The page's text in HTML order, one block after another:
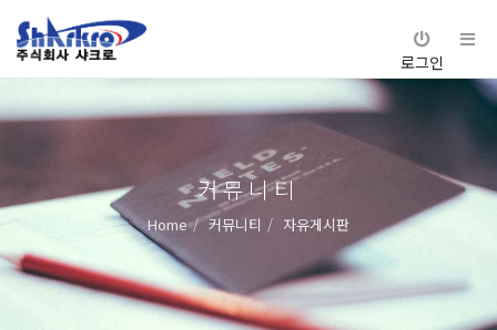
로그인
커뮤니티
Home 커뮤니티 자유게시판